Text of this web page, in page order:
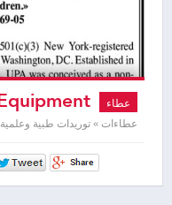
عطاء
عطاءات » توريدات طبية وعلمية